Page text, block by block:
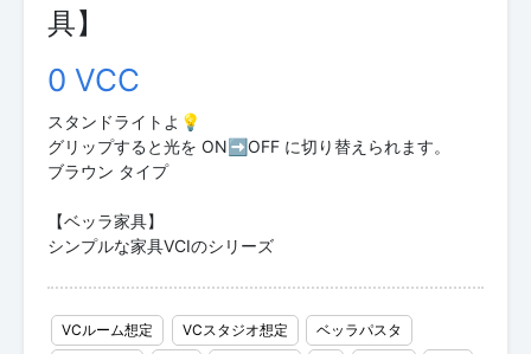
具】
0 VCC
スタンドライトよ💡
グリップすると光を ON➡OFF に切り替えられます。
ブラウン タイプ
【ベッラ家具】
シンプルな家具VCIのシリーズ
VCルーム想定 VCスタジオ想定
ベッラパスタ